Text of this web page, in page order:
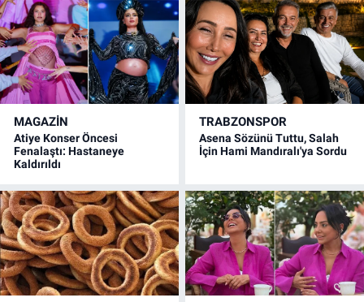
MAGAZİN
Atiye Konser Öncesi
Fenalaştı: Hastaneye
Kaldırıldı
TRABZONSPOR
Asena Sözünü Tuttu, Salah
İçin Hami Mandıralı'ya Sordu